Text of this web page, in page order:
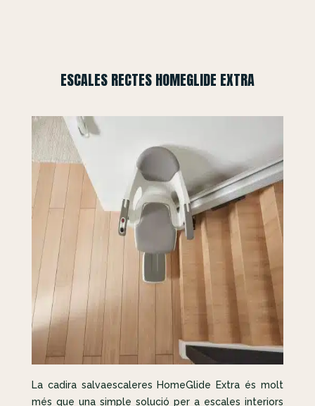
ESCALES RECTES HOMEGLIDE EXTRA
La cadira salvaescaleres HomeGlide Extra és molt
més que una simple solució per a escales interiors